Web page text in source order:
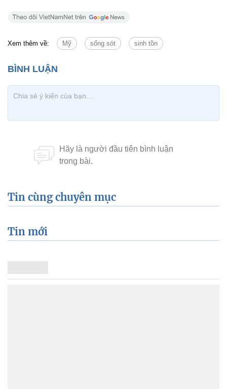
Xem thêm về: Mỹ sống sót sinh tồn
Tin cùng chuyên mục
Tin mới